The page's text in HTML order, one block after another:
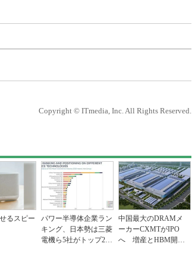
Copyright © ITmedia, Inc. All Rights Reserved.
るスピー
パワー半導体企業ラン
キング、日本勢は三菱
電機ら5社がトップ20
中国最大のDRAMメ
ーカーCXMTがIPO
へ 増産とHBM開発